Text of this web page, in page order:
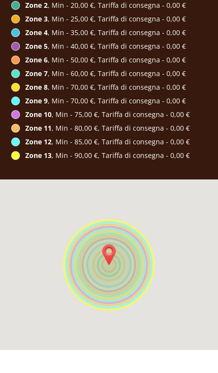
Zone 2, Min - 20,00 €, Tariffa di consegna - 0,00 €
Zone 3, Min - 25,00 €, Tariffa di consegna - 0,00 €
Zone 4, Min - 35,00 €, Tariffa di consegna - 0,00 €
Zone 5, Min - 40,00 €, Tariffa di consegna - 0,00 €
Zone 6, Min - 50,00 €, Tariffa di consegna - 0,00 €
Zone 7, Min - 60,00 €, Tariffa di consegna - 0,00 €
Zone 8, Min - 70,00 €, Tariffa di consegna - 0,00 €
Zone 9, Min - 70,00 €, Tariffa di consegna - 0,00 €
Zone 10, Min - 75,00 €, Tariffa di consegna - 0,00 €
Zone 11, Min - 80,00 €, Tariffa di consegna - 0,00 €
Zone 12, Min - 85,00 €, Tariffa di consegna - 0,00 €
Zone 13, Min - 90,00 €, Tariffa di consegna - 0,00 €